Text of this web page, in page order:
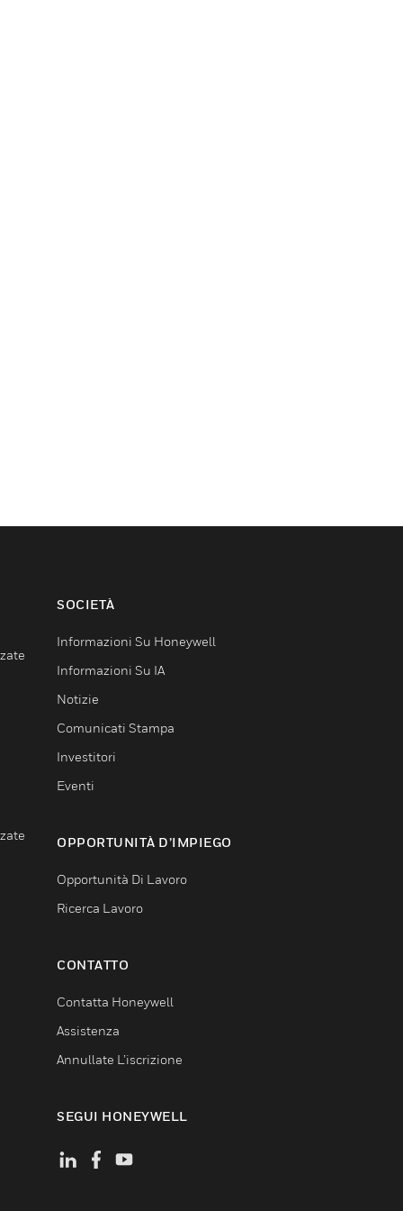
SOCIETÀ
Informazioni Su Honeywell
Informazioni Su IA
Notizie
Comunicati Stampa
Investitori
Eventi
OPPORTUNITÀ D’IMPIEGO
Opportunità Di Lavoro
Ricerca Lavoro
CONTATTO
Contatta Honeywell
Assistenza
Annullate L’iscrizione
SEGUI HONEYWELL